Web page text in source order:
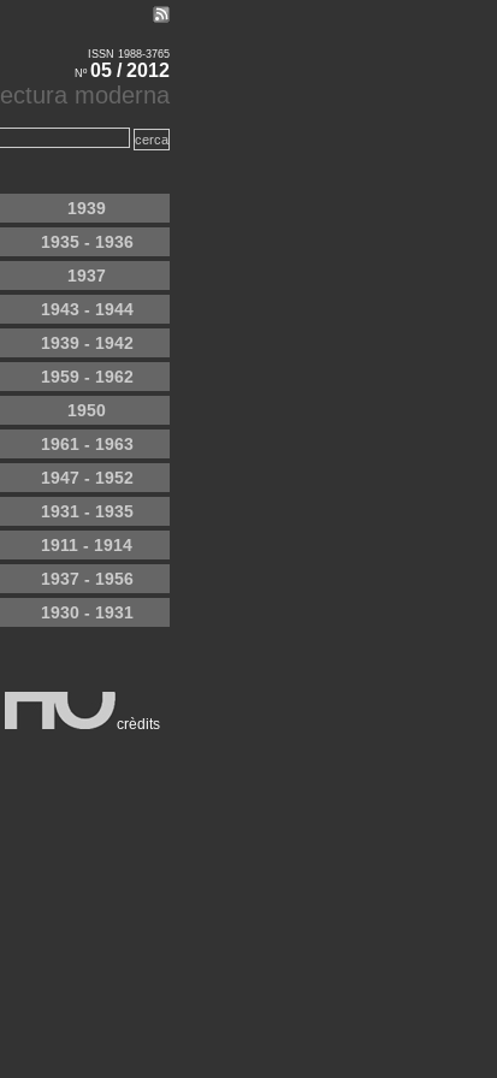
ISSN 1988-3765
Nº 05 / 2012
moderna
1939
1935 - 1936
1937
1943 - 1944
1939 - 1942
1959 - 1962
1950
1961 - 1963
1947 - 1952
1931 - 1935
1911 - 1914
1937 - 1956
1930 - 1931
crèdits